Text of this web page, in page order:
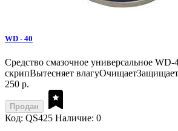
WD - 40
Средство смазочное универсальное WD-
скрипВытесняет влагуОчищаетЗащищает
250 р.
Продан
Код: QS425 Наличие: 0